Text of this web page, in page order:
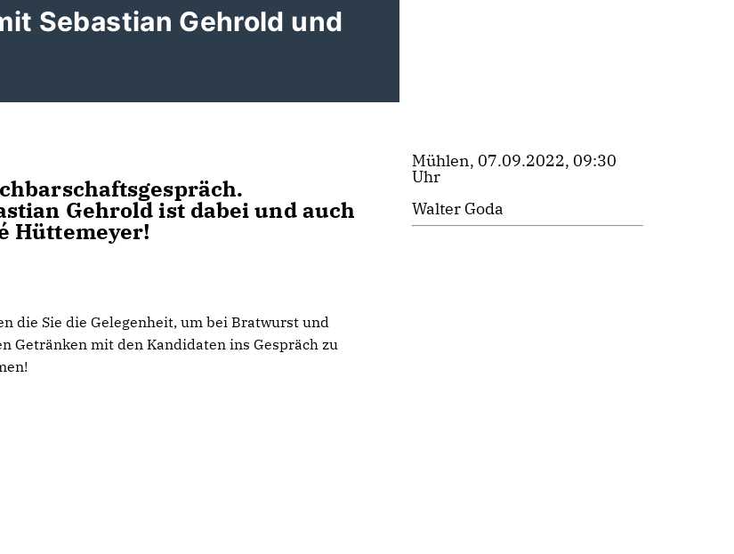
Sebastian Gehrold und
Gehrold ist dabei und auch
Hüttemeyer!
die Sie die Gelegenheit, um bei Bratwurst und
Getränken mit den Kandidaten ins Gespräch zu
Mühlen, 07.09.2022, 09:30
Uhr
Walter Goda